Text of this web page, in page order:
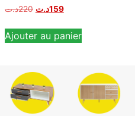
Note
5.00
220د.ت 159د.ت
Ajouter au panier